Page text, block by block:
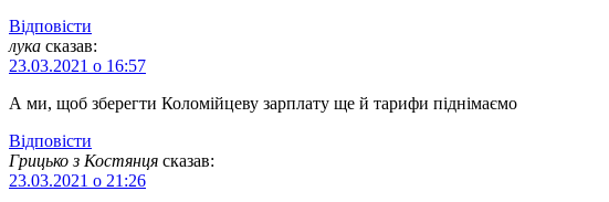
Відповіcти
лука сказав:
23.03.2021 о 16:57
А ми, щоб зберегти Коломійцеву зарплату ще й тарифи піднімаємо
Відповіcти
Грицько з Костянця сказав:
23.03.2021 о 21:26